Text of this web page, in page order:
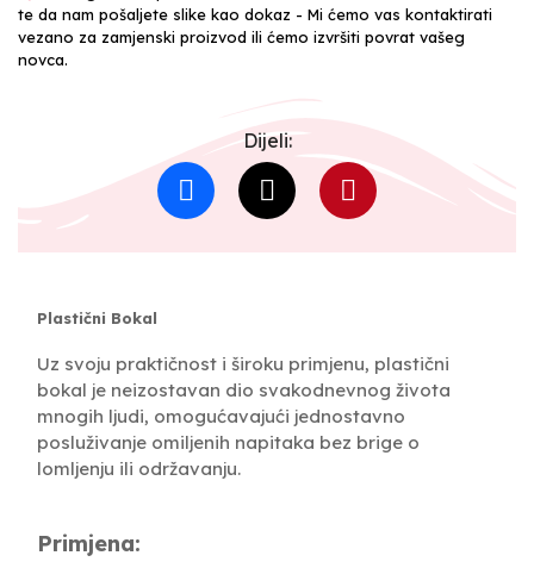
te da nam pošaljete slike kao dokaz - Mi ćemo vas kontaktirati
vezano za zamjenski proizvod ili ćemo izvršiti povrat vašeg
novca.
Dijeli:
Plastični Bokal
Uz svoju praktičnost i široku primjenu, plastični
bokal je neizostavan dio svakodnevnog života
mnogih ljudi, omogućavajući jednostavno
posluživanje omiljenih napitaka bez brige o
lomljenju ili održavanju.
Primjena: